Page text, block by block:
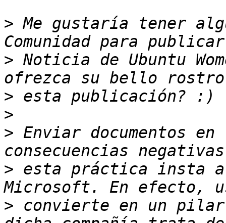
> Me gustaría tener
> Noticia de Ubuntu
>
>
> Enviar documentos
> esta práctica insta
> convierte en un pilar